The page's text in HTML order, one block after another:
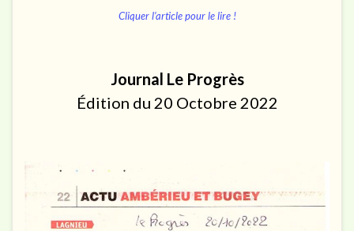
Cliquer l’article pour le lire !
Journal Le Progrès
Édition du 20 Octobre 2022